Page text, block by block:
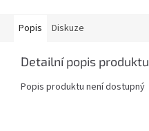
Popis Diskuze
Detailní popis produktu
Popis produktu není dostupný